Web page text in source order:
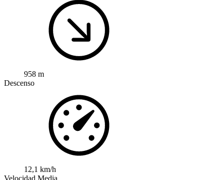
958 m
Descenso
12,1 km/h